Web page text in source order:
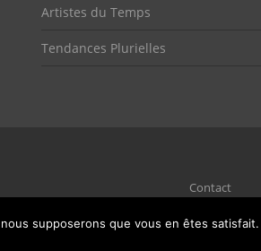
Artistes du Temps
Tendances Plurielles
Contact
supposerons que vous en êtes satisfait.